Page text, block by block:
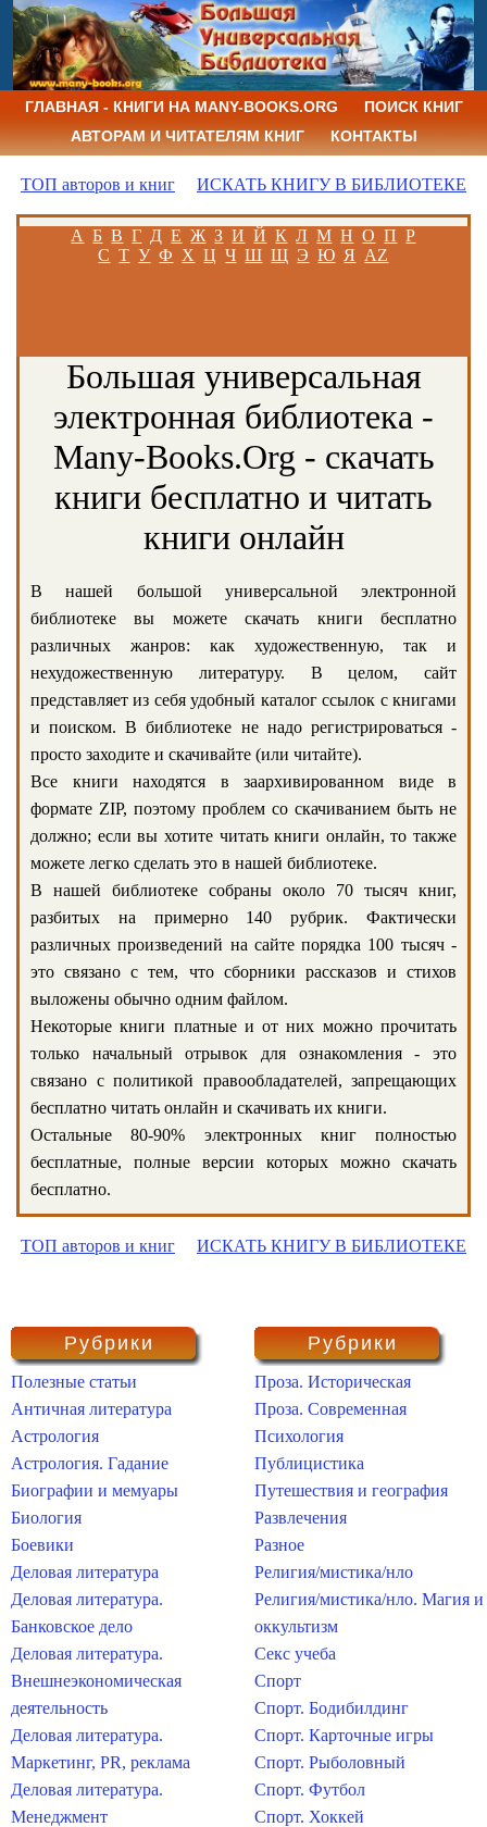
ГЛАВНАЯ - КНИГИ НА MANY-BOOKS.ORG
ПОИСК КНИГ
АВТОРАМ И ЧИТАТЕЛЯМ КНИГ
КОНТАКТЫ
ТОП авторов и книг ИСКАТЬ КНИГУ В БИБЛИОТЕКЕ
А Б В Г Д Е Ж З И Й К Л М Н О П Р
С Т У Ф Х Ц Ч Ш Щ Э Ю Я AZ
Большая универсальная
электронная библиотека -
Many-Books.Org - скачать
книги бесплатно и читать
книги онлайн
В нашей большой универсальной электронной
библиотеке вы можете скачать книги бесплатно
различных жанров: как художественную, так и
нехудожественную литературу. В целом, сайт
представляет из себя удобный каталог ссылок с книгами
и поиском. В библиотеке не надо регистрироваться -
просто заходите и скачивайте (или читайте).
Все книги находятся в заархивированном виде в
формате ZIP, поэтому проблем со скачиванием быть не
должно; если вы хотите читать книги онлайн, то также
можете легко сделать это в нашей библиотеке.
В нашей библиотеке собраны около 70 тысяч книг,
разбитых на примерно 140 рубрик. Фактически
различных произведений на сайте порядка 100 тысяч -
это связано с тем, что сборники рассказов и стихов
выложены обычно одним файлом.
Некоторые книги платные и от них можно прочитать
только начальный отрывок для ознакомления - это
связано с политикой правообладателей, запрещающих
бесплатно читать онлайн и скачивать их книги.
Остальные 80-90% электронных книг полностью
бесплатные, полные версии которых можно скачать
бесплатно.
ТОП авторов и книг ИСКАТЬ КНИГУ В БИБЛИОТЕКЕ
Рубрики
Полезные статьи
Античная литература
Астрология
Астрология. Гадание
Биографии и мемуары
Биология
Боевики
Деловая литература
Деловая литература.
Банковское дело
Деловая литература.
Внешнеэкономическая
деятельность
Деловая литература.
Маркетинг, PR, реклама
Деловая литература.
Менеджмент
Рубрики
Проза. Историческая
Проза. Современная
Психология
Публицистика
Путешествия и география
Развлечения
Разное
Религия/мистика/нло
Религия/мистика/нло. Магия и
оккультизм
Секс учеба
Спорт
Спорт. Бодибилдинг
Спорт. Карточные игры
Спорт. Рыболовный
Спорт. Футбол
Спорт. Хоккей